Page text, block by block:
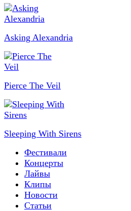
Asking Alexandria
Pierce The Veil
Sleeping With Sirens
Фестивали
Концерты
Лайвы
Клипы
Новости
Статьи